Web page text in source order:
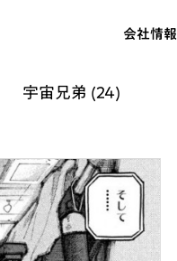
会社情報
宇宙兄弟 (24)